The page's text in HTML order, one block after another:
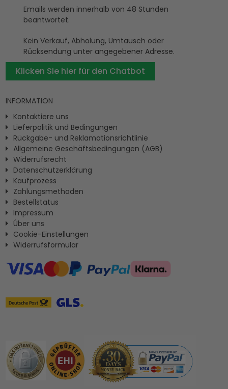
Emails werden innerhalb von 48 Stunden
beantwortet.
Kein Verkauf, Abholung, Umtausch oder
Rücksendung unter angegebener Adresse.
Klicken Sie hier für den Chatbot
INFORMATION
Kontaktiere uns
Lieferpolitik und Bedingungen
Rückgabe- und Reklamationsrichtlinie
Allgemeine Geschäftsbedingungen (AGB)
Widerrufsrecht
Datenschutzerklärung
Kaufprozess
Zahlungsmethoden
Bestellstatus
Impressum
Ûber uns
Cookie-Einstellungen
Widerrufsformular